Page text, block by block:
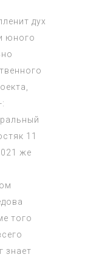
дух
юного
11
же
того
знает